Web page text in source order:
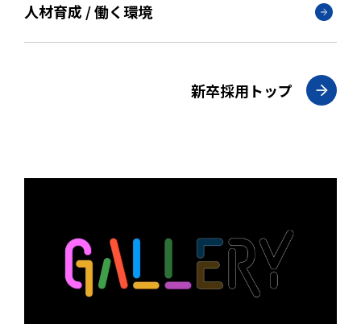
人材育成 / 働く環境
新卒採用トップ